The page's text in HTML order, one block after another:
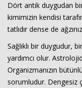
Dört antik duygudan
kimimizin kendisi
tatlıdır dense de
Sağlıklı bir duygudur,
yardımcı olur.
Organizmanızın
sorumludur. Dengesiz